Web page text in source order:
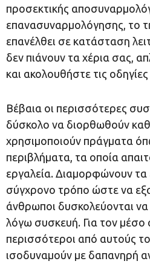
προσεκτικής
επανασυναρμολόγησης, το
επανέλθει σε κατάσταση
δεν πιάνουν τα χέρια σας,
και ακολουθήστε τις
Βέβαια οι περισσότερες
δύσκολο να διορθωθούν
χρησιμοποιούν πράγματα
περιβλήματα, τα οποία
εργαλεία. Διαμορφώνουν τα
σύγχρονο τρόπο ώστε να
άνθρωποι δυσκολεύονται
λόγω συσκευή. Για τον μέσο
περισσότεροι από αυτούς
ισοδυναμούν με δαπανηρή